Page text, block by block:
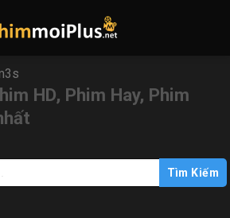
HD, Phim Hay, Phim